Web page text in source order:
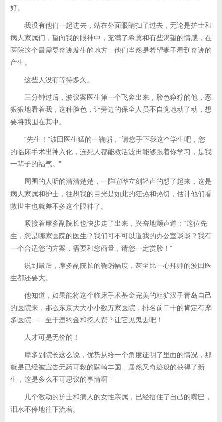
好。
我没有他们一起进去，站在外面眼睛扫了过去，无论是护士和
病人家属们，望向我的眼神中，充满了希冀和有些渴望的情感，在
医院这个最需要奇迹发生的地方，他们当然是希望妻子看到奇迹的
产生。
这些人没有等待多久。
三分钟过后，波议案医生第一个飞奔出来，脸色狰狞的他，恶
狠狠地看着我，这种脸色，让旁边的保全人员不自觉地动了动，想
要将我围在其中。
“先生！”波田医生猛的一鞠躬，“请您手下我这个学生吧，您
的临床手术出神入化，连死人都能救活波田能够跟着你学习，是我
一辈子的福气。”
周围的人听的清清楚楚，一阵喧哗立刻轻声的想了起来，这是
病人家属和护士，往想我的目光是如此的狂热和热切，估计他们看
救世主也就差不多这个眼神了。
紧接着摩多副院长也快步走了出来，兴奋地颤声道：“这位先
生，您是哪家医院的医生？我们可不可以道我的办公室谈谈？我有
一个合适您的方案，需要和您商量，请您一定赏脸！”
说到最后，摩多副院长的鞠躬幅度，甚至比一心拜师的波田医
生都还要大。
他知道，如果能将这个临床手术基金完美的粗犷汉子青岛自己
的医院来，那么东京大大小小数万家医院，排名前二十的肯定有摩
多医院……至于违约金和挖人费？让它见鬼去吧！
人才可是无价的！
摩多副院长这么说，优势从给一个角度证明了里面的情况，那
就是已经被宣告无药可救的闗崎丰国，居然又奇迹般的获得了新
生，这是多么不可思议的事情啊！
几个激动的护士和病人的女性亲属，已经捂住了自己的嘴巴，
泪水不停地往下流着。